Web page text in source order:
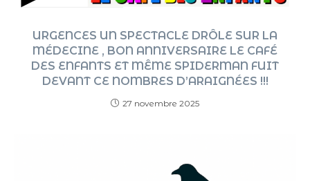
URGENCES UN SPECTACLE DRÔLE SUR LA
MÉDECINE , BON ANNIVERSAIRE LE CAFÉ
DES ENFANTS ET MÊME SPIDERMAN FUIT
DEVANT CE NOMBRES D’ARAIGNÉES !!!
27 novembre 2025